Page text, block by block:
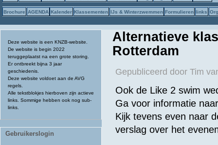
Brochure AGENDA Kalender Klassementen IJs & Winterzwemmen Formulieren links
Deze website is een KNZB-website.
De website is begin 2022
teruggeplaatst na een grote storing.
Er ontbreekt bijna 3 jaar
geschiedenis.
Deze website voldoet aan de AVG
regels.
Alle tekstblokjes hierboven zijn actieve
links. Sommige hebben ook nog sub-
links.
Gebruikerslogin
Alternatieve
Rotterdam
Gepubliceerd door Tim
Ook de Like 2 swim
Ga voor informatie
Kijk tevens even naar
verslag over het